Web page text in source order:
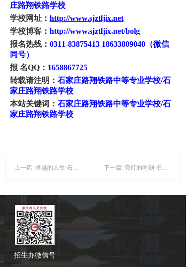
庄路翔铁路学校
学校网址： http://www.sjztljix.net
学校博客： http://www.sjztljix.net/bolg
报名热线： 0311-83875413 18633809040（微信
同号）
报 名QQ： 1658867725
转载请注明： 石家庄路翔铁路中等专业学校/石
家庄路翔铁路学校
本站关键词： 石家庄路翔铁路中等专业学校/石
家庄路翔铁路学校
上一篇: 卓越的人生-石家庄路翔铁路中等专业学校 下一篇: 亮灯的时刻-石家庄路翔铁路中等专业学校
招生办微信号